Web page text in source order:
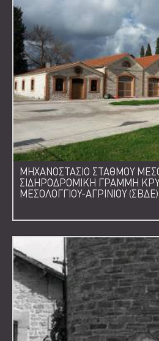
ΜΗΧΑΝΟΣΤΑΣΙΟ ΣΤΑΘΜΟΥ
ΣΙΔΗΡΟΔΡΟΜΙΚΗ ΓΡΑΜΜΗ
ΜΕΣΟΛΟΓΓΙΟΥ-ΑΓΡΙΝΙΟΥ (ΣΒΔΕ)